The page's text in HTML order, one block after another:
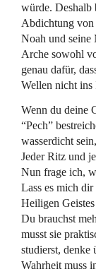
würde. Deshalb
Abdichtung von
Noah und seine
Arche sowohl
genau dafür,
Wellen nicht ins
Wenn du deine
“Pech”
wasserdicht
Jeder Ritz und
Nun frage ich,
Lass es mich
Heiligen
Du brauchst
musst sie
studierst, denke
Wahrheit muss